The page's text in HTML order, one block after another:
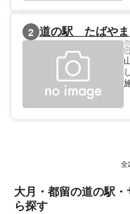
2 道の駅 たばやま
全
大月・都留の道の駅
ら探す